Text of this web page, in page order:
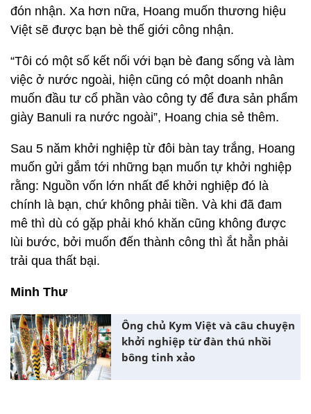
đón nhận. Xa hơn nữa, Hoang muốn thương hiệu
Việt sẽ được bạn bè thế giới công nhận.
“Tôi có một số kết nối với bạn bè đang sống và làm
việc ở nước ngoài, hiện cũng có một doanh nhân
muốn đầu tư cổ phần vào công ty để đưa sản phẩm
giày Banuli ra nước ngoài”, Hoang chia sẻ thêm.
Sau 5 năm khởi nghiệp từ đôi bàn tay trắng, Hoang
muốn gửi gắm tới những bạn muốn tự khởi nghiệp
rằng: Nguồn vốn lớn nhất để khởi nghiệp đó là
chính là bạn, chứ không phải tiền. Và khi đã đam
mê thì dù có gặp phải khó khăn cũng không được
lùi bước, bởi muốn đến thành công thì ắt hẳn phải
trải qua thất bại.
Minh Thư
Ông chủ Kym Việt và câu chuyện
khởi nghiệp từ đàn thú nhồi
bông tinh xảo